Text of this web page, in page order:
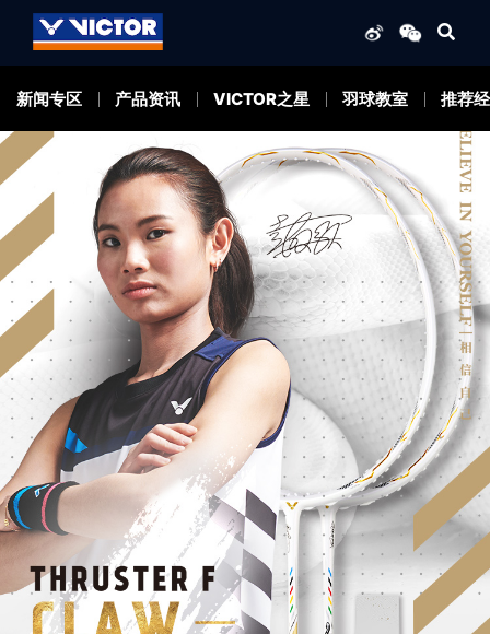
新闻专区 产品资讯 VICTOR之星 羽球教室 推荐